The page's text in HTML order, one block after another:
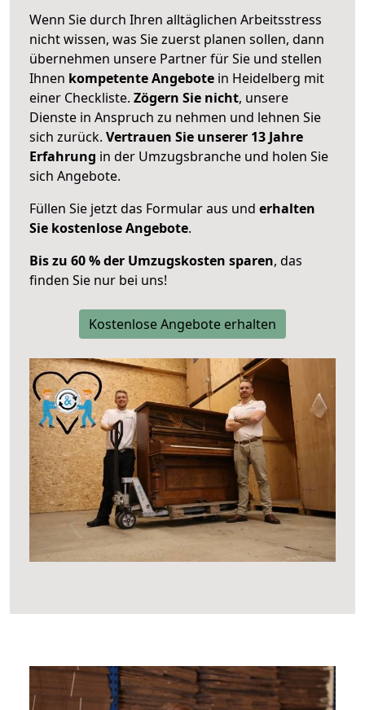
Wenn Sie durch Ihren alltäglichen Arbeitsstress
nicht wissen, was Sie zuerst planen sollen, dann
übernehmen unsere Partner für Sie und stellen
Ihnen kompetente Angebote in Heidelberg mit
einer Checkliste. Zögern Sie nicht, unsere
Dienste in Anspruch zu nehmen und lehnen Sie
sich zurück. Vertrauen Sie unserer 13 Jahre
Erfahrung in der Umzugsbranche und holen Sie
sich Angebote.
Füllen Sie jetzt das Formular aus und erhalten
Sie kostenlose Angebote.
Bis zu 60 % der Umzugskosten sparen, das
finden Sie nur bei uns!
Kostenlose Angebote erhalten